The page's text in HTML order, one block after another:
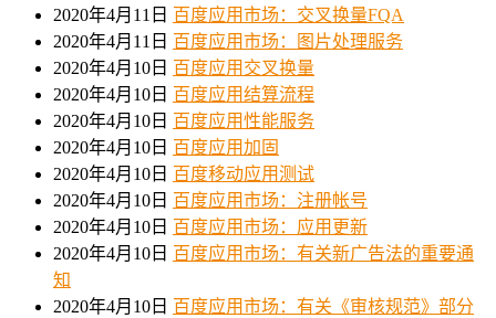
2020年4月11日 百度应用市场：交叉换量FQA
2020年4月11日 百度应用市场：图片处理服务
2020年4月10日 百度应用交叉换量
2020年4月10日 百度应用结算流程
2020年4月10日 百度应用性能服务
2020年4月10日 百度应用加固
2020年4月10日 百度移动应用测试
2020年4月10日 百度应用市场：注册帐号
2020年4月10日 百度应用市场：应用更新
2020年4月10日 百度应用市场：有关新广告法的重要通
知
2020年4月10日 百度应用市场：有关《审核规范》部分